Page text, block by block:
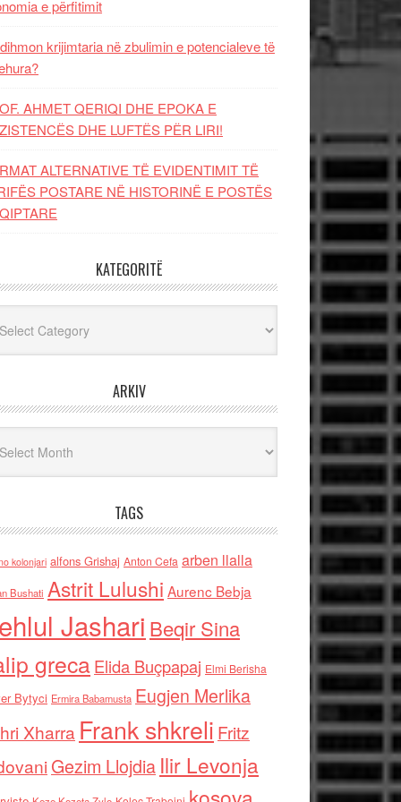
e përfitimit
krijimtaria në zbulimin e potencialeve të
AHMET QERIQI DHE EPOKA E
DHE LUFTЁS PЁR LIRI!
ALTERNATIVE TË EVIDENTIMIT TË
POSTARE NË HISTORINË E POSTËS
KATEGORITË
ARKIV
TAGS
kolonjari alfons Grishaj Anton Cefa arben llalla
Bushati Astrit Lulushi Aurenc Bebja
Jashari Beqir Sina
grecaElida Buçpapaj Elmi Berisha
Bytyci Ermira Babamusta Eugjen Merlika
Xharra Frank shkreli Fritz
Gezim Llojdia Ilir Levonja